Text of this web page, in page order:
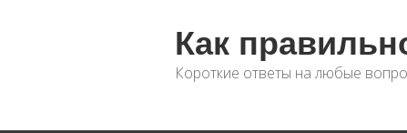
Как
Короткие ответы на любые